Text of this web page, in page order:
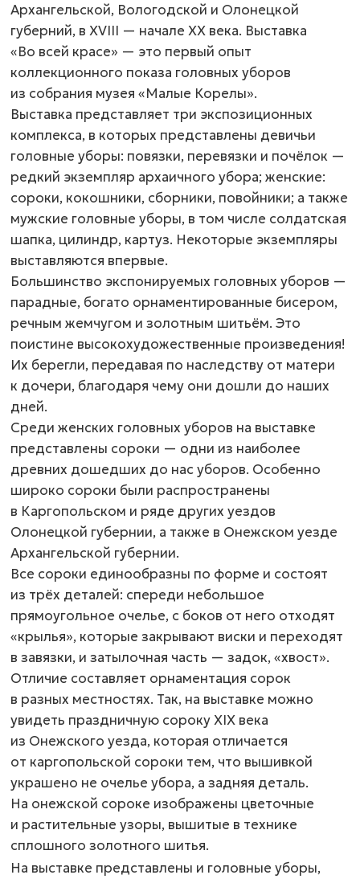
Архангельской, Вологодской и Олонецкой
губерний, в XVIII — начале XX века. Выставка
«Во всей красе» — это первый опыт
коллекционного показа головных уборов
из собрания музея «Малые Корелы».
Выставка представляет три экспозиционных
комплекса, в которых представлены девичьи
головные уборы: повязки, перевязки и почёлок —
редкий экземпляр архаичного убора; женские:
сороки, кокошники, сборники, повойники; а также
мужские головные уборы, в том числе солдатская
шапка, цилиндр, картуз. Некоторые экземпляры
выставляются впервые.
Большинство экспонируемых головных уборов —
парадные, богато орнаментированные бисером,
речным жемчугом и золотным шитьём. Это
поистине высокохудожественные произведения!
Их берегли, передавая по наследству от матери
к дочери, благодаря чему они дошли до наших
дней.
Среди женских головных уборов на выставке
представлены сороки — одни из наиболее
древних дошедших до нас уборов. Особенно
широко сороки были распространены
в Каргопольском и ряде других уездов
Олонецкой губернии, а также в Онежском уезде
Архангельской губернии.
Все сороки единообразны по форме и состоят
из трёх деталей: спереди небольшое
прямоугольное очелье, с боков от него отходят
«крылья», которые закрывают виски и переходят
в завязки, и затылочная часть — задок, «хвост».
Отличие составляет орнаментация сорок
в разных местностях. Так, на выставке можно
увидеть праздничную сороку XIX века
из Онежского уезда, которая отличается
от каргопольской сороки тем, что вышивкой
украшено не очелье убора, а задняя деталь.
На онежской сороке изображены цветочные
и растительные узоры, вышитые в технике
сплошного золотного шитья.
На выставке представлены и головные уборы,